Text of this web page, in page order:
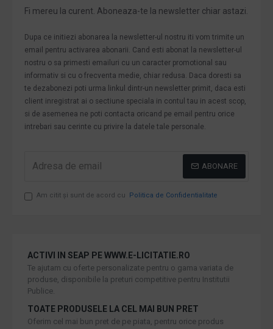
Fi mereu la curent. Aboneaza-te la newsletter chiar astazi.
Dupa ce initiezi abonarea la newsletter-ul nostru iti vom trimite un
email pentru activarea abonarii. Cand esti abonat la newsletter-ul
nostru o sa primesti emailuri cu un caracter promotional sau
informativ si cu o frecventa medie, chiar redusa. Daca doresti sa
te dezabonezi poti urma linkul dintr-un newsletter primit, daca esti
client inregistrat ai o sectiune speciala in contul tau in acest scop,
si de asemenea ne poti contacta oricand pe email pentru orice
intrebari sau cerinte cu privire la datele tale personale.
ABONARE
Am citit şi sunt de acord cu Politica de Confidentialitate
ACTIVI IN SEAP PE WWW.E-LICITATIE.RO
Te ajutam cu oferte personalizate pentru o gama variata de
produse, disponibile la preturi competitive pentru Institutii
Publice.
TOATE PRODUSELE LA CEL MAI BUN PRET
Oferim cel mai bun pret de pe piata, pentru orice produs